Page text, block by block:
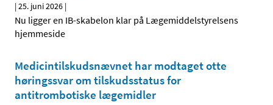
|25. juni 2026 |
Nu ligger en IB-skabelon klar på Lægemiddelstyrelsens
hjemmeside
Medicintilskudsnævnet har modtaget otte
høringssvar om tilskudsstatus for
antitrombotiske lægemidler